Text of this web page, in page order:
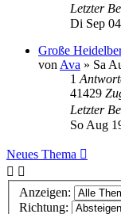
Letzter
Di Sep
Große
von Ava » Sa
1
41429
Letzter
So Aug
Neues Thema
Anzeigen:
Richtung: